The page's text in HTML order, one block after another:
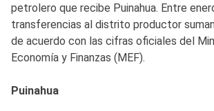
petrolero que recibe Puinahua. Entre
transferencias al distrito productor
de acuerdo con las cifras oficiales del
Economía y Finanzas (MEF).
Puinahua